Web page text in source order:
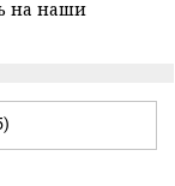
на наши